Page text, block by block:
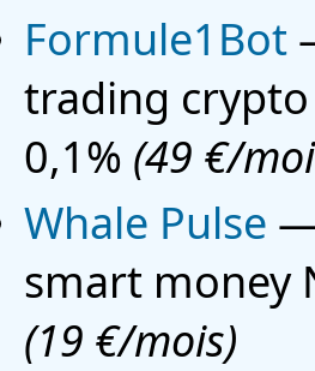
Formule1Bot
trading
0,1% (49 €/
Whale Pulse
smart money
(19 €/mois)